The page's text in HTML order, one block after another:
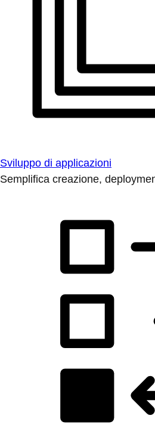
Sviluppo di applicazioni
Semplifica creazione,